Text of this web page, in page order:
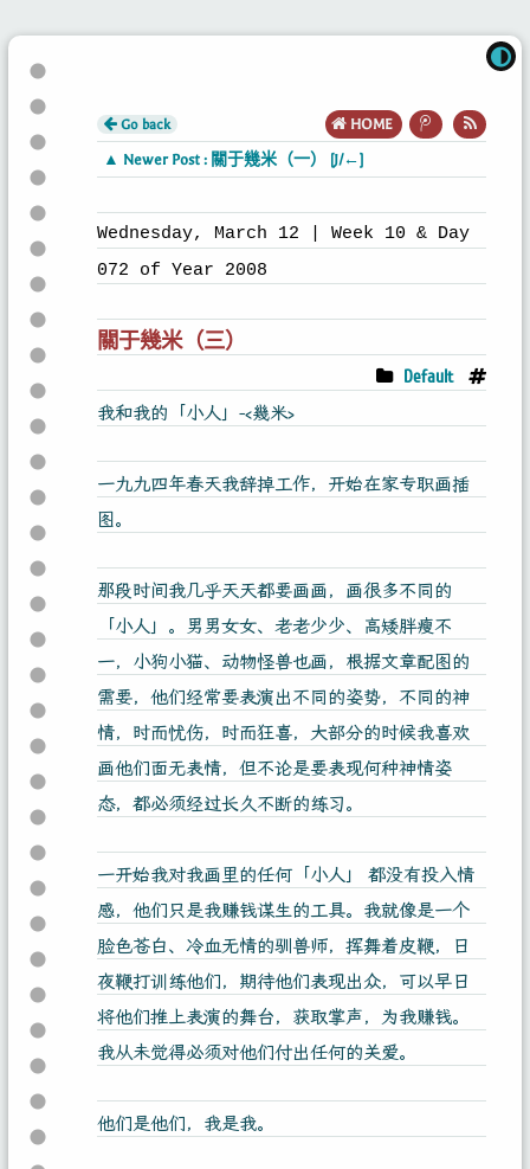
HOME
Go back
▲ Newer Post : 關于幾米（一） [J/←]
Wednesday, March 12 | Week 10 & Day
072 of Year 2008
關于幾米（三）
Default
我和我的「小人」-<幾米>
一九九四年春天我辞掉工作，开始在家专职画插
图。
那段时间我几乎天天都要画画，画很多不同的
「小人」。男男女女、老老少少、高矮胖瘦不
一，小狗小猫、动物怪兽也画，根据文章配图的
需要，他们经常要表演出不同的姿势，不同的神
情，时而忧伤，时而狂喜，大部分的时候我喜欢
画他们面无表情，但不论是要表现何种神情姿
态，都必须经过长久不断的练习。
一开始我对我画里的任何「小人」 都没有投入情
感，他们只是我赚钱谋生的工具。我就像是一个
脸色苍白、冷血无情的驯兽师，挥舞着皮鞭，日
夜鞭打训练他们，期待他们表现出众，可以早日
将他们推上表演的舞台，获取掌声，为我赚钱。
我从未觉得必须对他们付出任何的关爱。
他们是他们，我是我。